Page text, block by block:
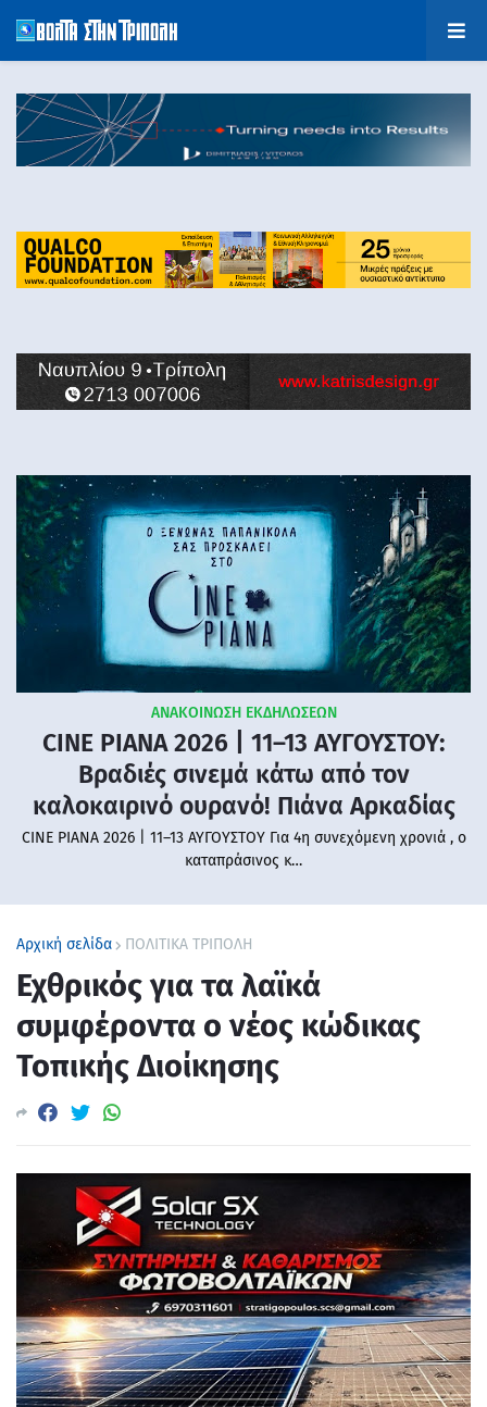
ΑΝΑΚΟΙΝΩΣΗ ΕΚΔΗΛΩΣΕΩΝ
CINE PIANA 2026 | 11–13 ΑΥΓΟΥΣΤΟΥ:
Βραδιές σινεμά κάτω από τον
καλοκαιρινό ουρανό! Πιάνα Αρκαδίας
CINE PIANA 2026 | 11–13 ΑΥΓΟΥΣΤΟΥ Για 4η συνεχόμενη χρονιά , ο
καταπράσινος κ…
Αρχική σελίδα ΠΟΛΙΤΙΚΑ ΤΡΙΠΟΛΗ
Εχθρικός για τα λαϊκά
συμφέροντα ο νέος κώδικας
Τοπικής Διοίκησης